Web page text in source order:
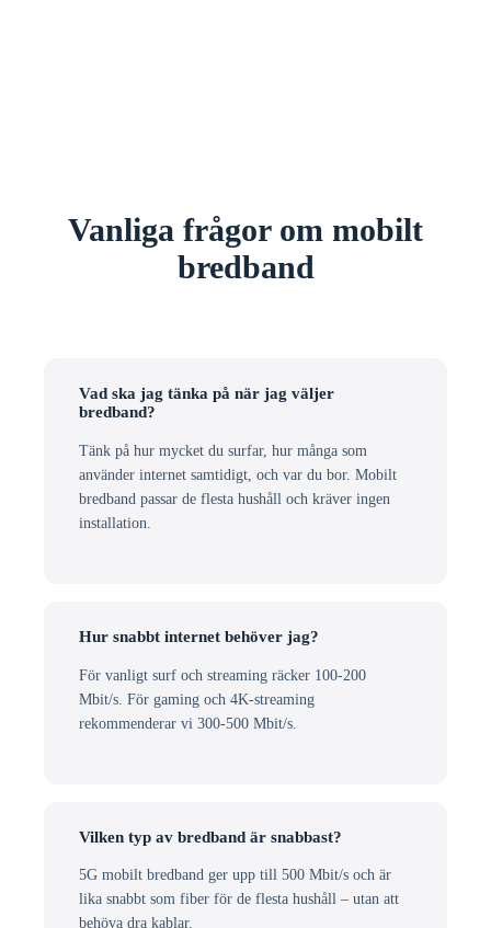
Vanliga frågor om mobilt
bredband
Vad ska jag tänka på när jag väljer
bredband?
Tänk på hur mycket du surfar, hur många som
använder internet samtidigt, och var du bor. Mobilt
bredband passar de flesta hushåll och kräver ingen
installation.
Hur snabbt internet behöver jag?
För vanligt surf och streaming räcker 100-200
Mbit/s. För gaming och 4K-streaming
rekommenderar vi 300-500 Mbit/s.
Vilken typ av bredband är snabbast?
5G mobilt bredband ger upp till 500 Mbit/s och är
lika snabbt som fiber för de flesta hushåll – utan att
behöva dra kablar.